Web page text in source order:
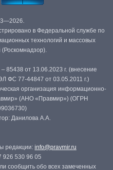
в Федеральной службе по
технологий и массовых
(Роскомнадзор).
от 13.06.2023 г. (внесение
ФС 77-44847 от 03.05.2011 г.)
организация информационно-
(АНО «Правмир») (ОГРН
Данилова А.А.
редакции: info@pravmir.ru
926 530 96 05
сообщить обо всех замеченных